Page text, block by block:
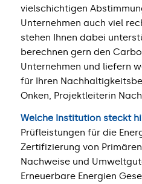
vielschichtigen
Unternehmen auch viel
stehen Ihnen dabei
berechnen gern den
Unternehmen und liefern
für Ihren
Onken, Projektleiterin
Welche Institution steckt
Prüfleistungen für die
Zertifizierung von
Nachweise und
Erneuerbare Energien